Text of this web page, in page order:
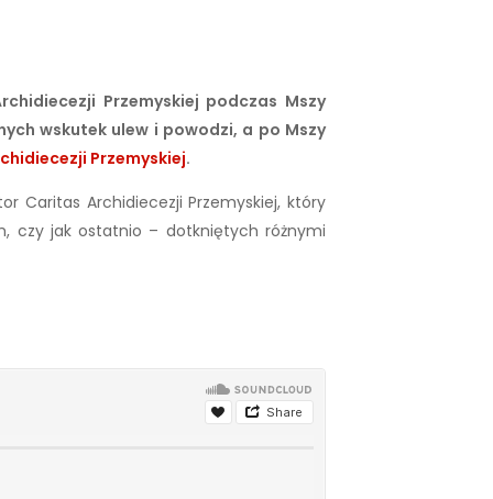
Przemyskiej podczas Mszy
wskutek ulew i powodzi, a po Mszy
Przemyskiej.
Caritas Archidiecezji Przemyskiej, który
czy jak ostatnio – dotkniętych różnymi